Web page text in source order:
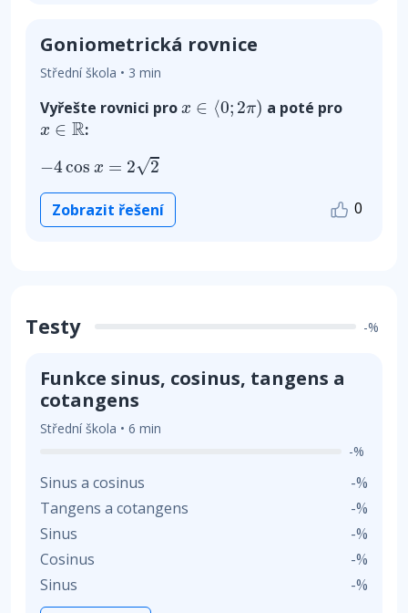
Goniometrická rovnice
Střední škola • 3 min
Vyřešte rovnici pro x ∈ ⟨0; 2π)
x ∈⟨ 0;2π) a poté pro
x ∈ R
x∈R :
−4cos x = 2√2
4cos
Zobrazit řešení 0
Testy -%
Funkce sinus, cosinus, tangens a
cotangens
Střední škola • 6 min
-%
Sinus a cosinus
-%
Tangens a cotangens
-%
Sinus
-%
Cosinus
-%
Sinus
-%